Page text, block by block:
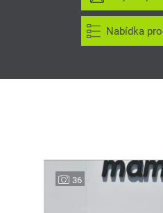
Nabídka
36